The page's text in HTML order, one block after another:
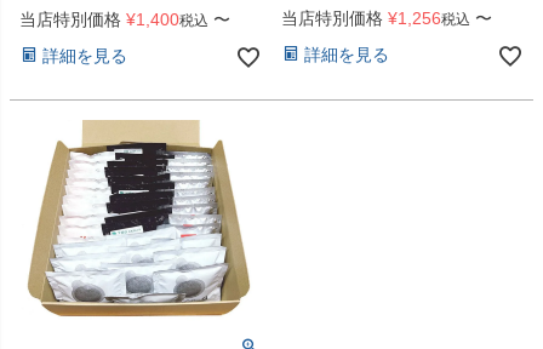
当店特別価格 ¥1,400税込 〜
詳細を見る
当店特別価格 ¥1,256税込 〜
詳細を見る